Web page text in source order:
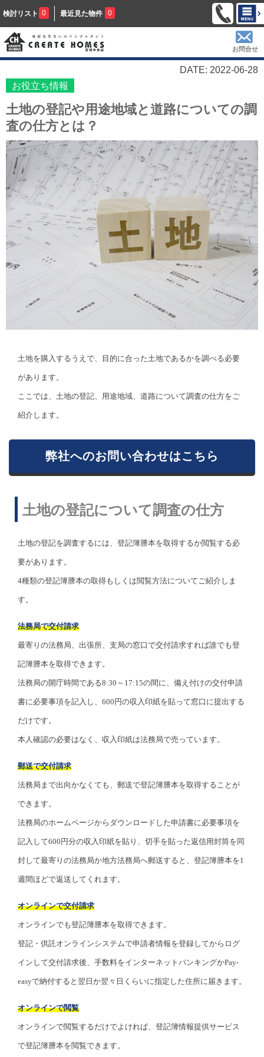
検討リスト 0 最近見た物件 0
お問合せ
DATE: 2022-06-28
お役立ち情報
土地の登記や用途地域と道路についての調
査の仕方とは？
土地を購入するうえで、目的に合った土地であるかを調べる必要
があります。
ここでは、土地の登記、用途地域、道路について調査の仕方をご
紹介します。
弊社へのお問い合わせはこちら
土地の登記について調査の仕方
土地の登記を調査するには、登記簿謄本を取得するか閲覧する必
要があります。
4種類の登記簿謄本の取得もしくは閲覧方法についてご紹介しま
す。
法務局で交付請求
最寄りの法務局、出張所、支局の窓口で交付請求すれば誰でも登
記簿謄本を取得できます。
法務局の開庁時間である8:30～17:15の間に、備え付けの交付申請
書に必要事項を記入し、600円の収入印紙を貼って窓口に提出する
だけです。
本人確認の必要はなく、収入印紙は法務局で売っています。
郵送で交付請求
法務局まで出向かなくても、郵送で登記簿謄本を取得することが
できます。
法務局のホームページからダウンロードした申請書に必要事項を
記入して600円分の収入印紙を貼り、切手を貼った返信用封筒を同
封して最寄りの法務局か地方法務局へ郵送すると、登記簿謄本を1
週間ほどで返送してくれます。
オンラインで交付請求
オンラインでも登記簿謄本を取得できます。
登記・供託オンラインシステムで申請者情報を登録してからログ
インして交付請求後、手数料をインターネットバンキングかPay-
easyで納付すると翌日か翌々日くらいに指定した住所に届きます。
オンラインで閲覧
オンラインで閲覧するだけでよければ、登記簿情報提供サービス
で登記簿謄本を閲覧できます。